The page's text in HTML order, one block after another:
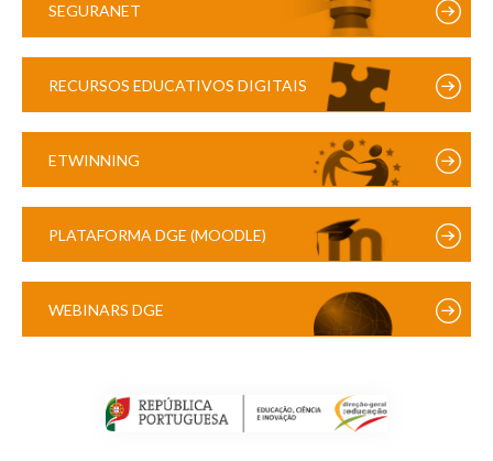
SEGURANET
RECURSOS EDUCATIVOS DIGITAIS
ETWINNING
PLATAFORMA DGE (MOODLE)
WEBINARS DGE